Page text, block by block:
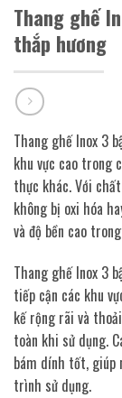
Thang ghế
thắp hương
Thang ghế Inox 3
khu vực cao trong
thực khác. Với
không bị oxi hóa
và độ bền cao
Thang ghế Inox 3
tiếp cận các khu
kế rộng rãi và
toàn khi sử dụng.
bám dính tốt, giúp
trình sử dụng.